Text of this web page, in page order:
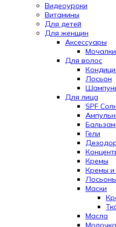
Видеоуроки
Витамины
Для детей
Для женщин
Аксессуары
Для волос
Лосьон
Для лица
SPF
Бальзам
Гели
Кремы
Кремы и
Лосьоны
Маски
Масла
Молочко